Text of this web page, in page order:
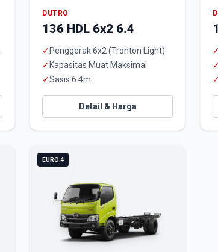
DUTRO
136 HDL 6x2 6.4
✓ Penggerak 6x2 (Tronton Light)
✓ Kapasitas Muat Maksimal
✓Sasis 6.4m
Detail & Harga
✓
✓
✓
EURO 4